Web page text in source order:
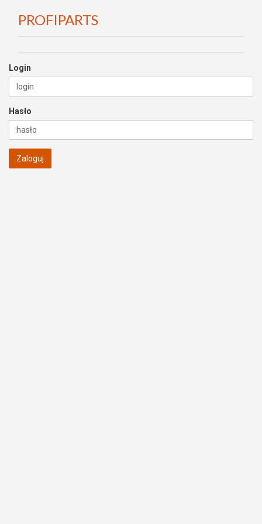
PROFIPARTS
Login
Hasło
Zaloguj